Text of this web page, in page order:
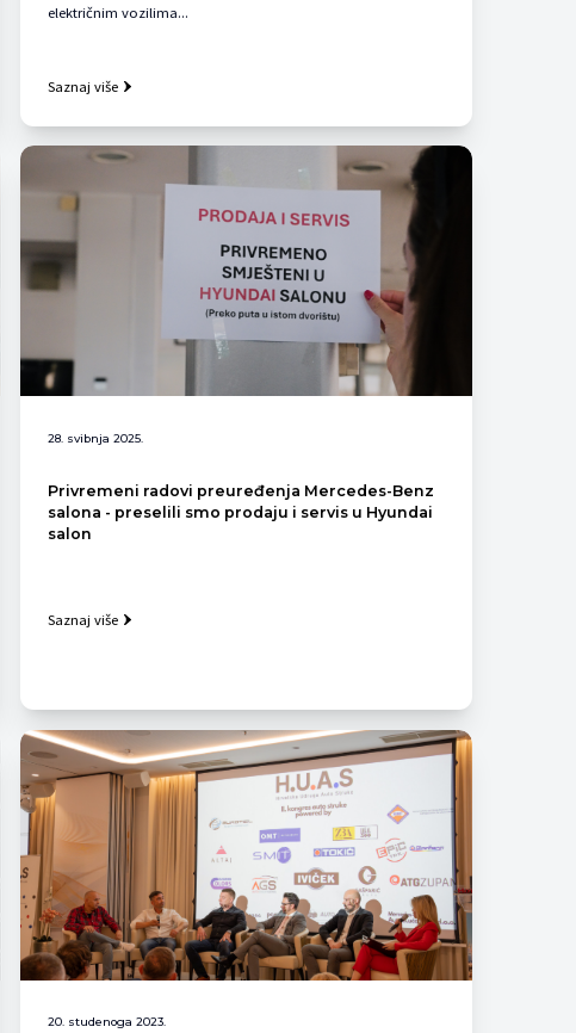
električnim vozilima...
Saznaj više
28. svibnja 2025.
Privremeni radovi preuređenja Mercedes-Benz
salona - preselili smo prodaju i servis u Hyundai
salon
Saznaj više
20. studenoga 2023.